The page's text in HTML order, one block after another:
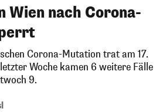
Wien nach Corona-
Corona-Mutation trat am 17.
Woche kamen 6 weitere Fälle
9.